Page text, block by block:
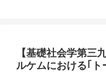
【基礎社会学第三
ルケムにおける｢